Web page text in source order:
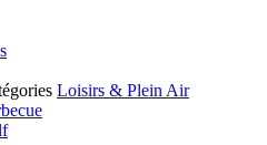
Loisirs & Plein Air